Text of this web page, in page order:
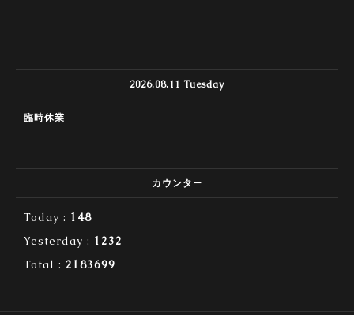
2026.08.11 Tuesday
臨時休業
カウンター
Today : 148
Yesterday : 1232
Total : 2183699